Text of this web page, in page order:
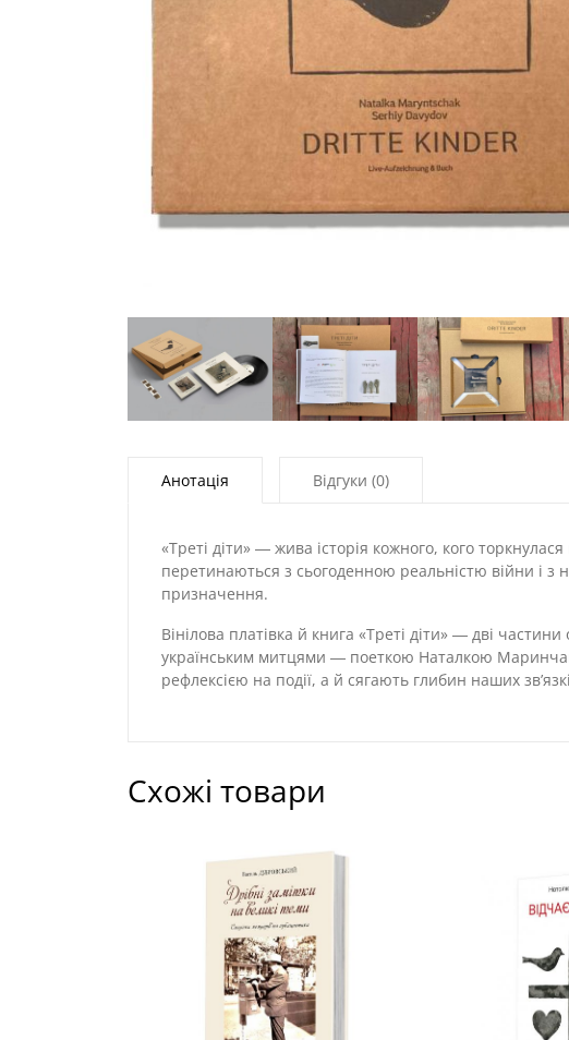
Анотація Відгуки (0)
«Треті діти» ― жива історія кожного, кого
перетинаються з сьогоденною реальністю війни і з
призначення.
Вінілова платівка й книга «Треті діти» ― дві
українським митцями ― поеткою Наталкою Маринчак
рефлексією на події, а й сягають глибин наших
Схожі товари